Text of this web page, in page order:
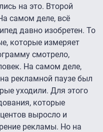
на это. Второй
самом деле, всё
давно изобретен. То
которые измеряет
смотрело,
На самом деле,
рекламной паузе был
уходили. Для этого
которые
выросло и
рекламы. Но на